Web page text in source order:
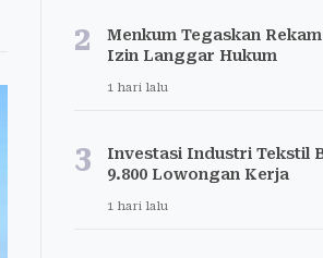
2
Menkum Tegaskan
Izin Langgar Hukum
1 hari lalu
3
Investasi Industri Tekstil
9.800 Lowongan Kerja
1 hari lalu